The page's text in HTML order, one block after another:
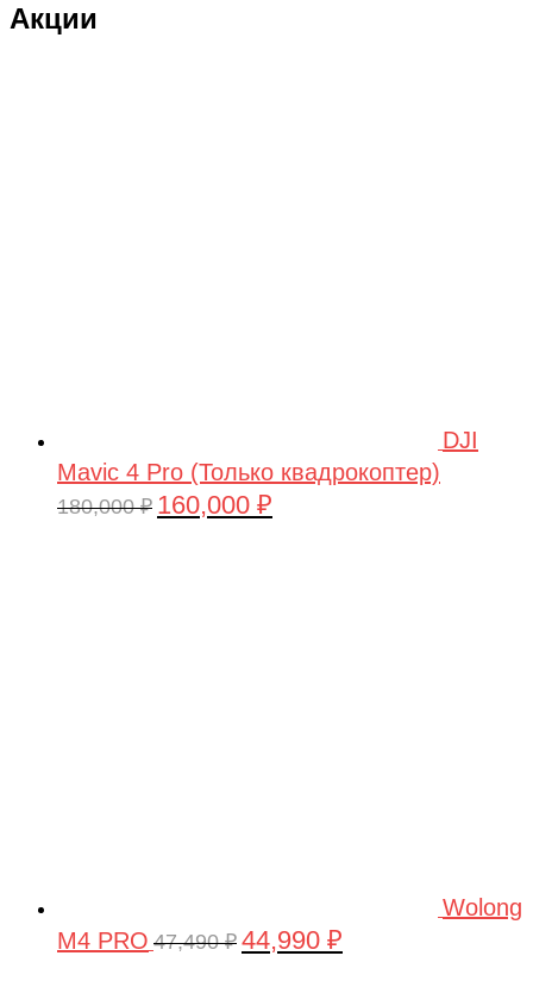
Акции
DJI
Mavic 4 Pro (Только квадрокоптер)
180,000₽ Первоначальная
160,000 ₽
Wolong
M4 PRO 47,490₽ Первоначальная
44,990 ₽